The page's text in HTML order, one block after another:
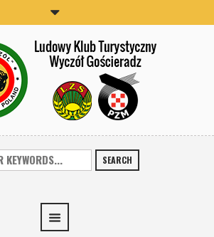
SEARCH